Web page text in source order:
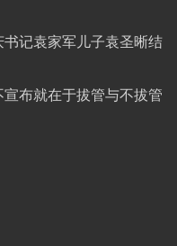
记袁家军儿子袁圣晰结
布就在于拔管与不拔管